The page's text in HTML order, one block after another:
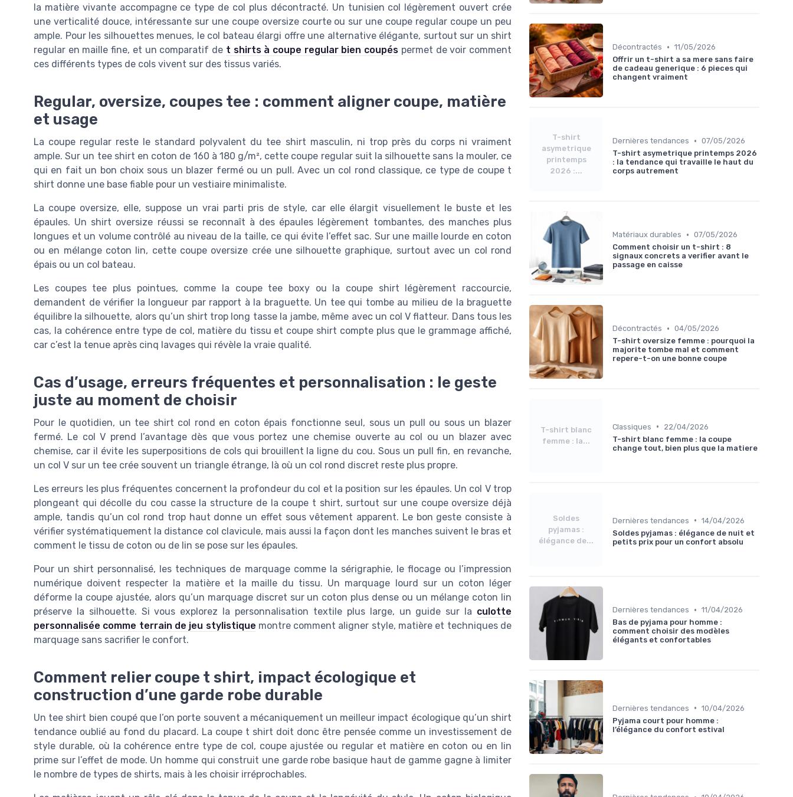
la matière vivante accompagne ce type de col plus décontracté. Un tunisien col légèrement ouvert crée
une verticalité douce, intéressante sur une coupe oversize courte ou sur une coupe regular coupe un peu
ample. Pour les silhouettes menues, le col bateau élargi offre une alternative élégante, surtout sur un shirt
regular en maille fine, et un comparatif de t shirts à coupe regular bien coupés permet de voir comment
ces différents types de cols vivent sur des tissus variés.
Regular, oversize, coupes tee : comment aligner coupe, matière
et usage
La coupe regular reste le standard polyvalent du tee shirt masculin, ni trop près du corps ni vraiment
ample. Sur un tee shirt en coton de 160 à 180 g/m², cette coupe regular suit la silhouette sans la mouler, ce
qui en fait un bon choix sous un blazer fermé ou un pull. Avec un col rond classique, ce type de coupe t
shirt donne une base fiable pour un vestiaire minimaliste.
La coupe oversize, elle, suppose un vrai parti pris de style, car elle élargit visuellement le buste et les
épaules. Un shirt oversize réussi se reconnaît à des épaules légèrement tombantes, des manches plus
longues et un volume contrôlé au niveau de la taille, ce qui évite l’effet sac. Sur une maille lourde en coton
ou en mélange coton lin, cette coupe oversize crée une silhouette graphique, surtout avec un col rond
épais ou un col bateau.
Les coupes tee plus pointues, comme la coupe tee boxy ou la coupe shirt légèrement raccourcie,
demandent de vérifier la longueur par rapport à la braguette. Un tee qui tombe au milieu de la braguette
équilibre la silhouette, alors qu’un shirt trop long tasse la jambe, même avec un col V flatteur. Dans tous les
cas, la cohérence entre type de col, matière du tissu et coupe shirt compte plus que le grammage affiché,
car c’est la tenue après cinq lavages qui révèle la vraie qualité.
Cas d’usage, erreurs fréquentes et personnalisation : le geste
juste au moment de choisir
Pour le quotidien, un tee shirt col rond en coton épais fonctionne seul, sous un pull ou sous un blazer
fermé. Le col V prend l’avantage dès que vous portez une chemise ouverte au col ou un blazer avec
chemise, car il évite les superpositions de cols qui brouillent la ligne du cou. Sous un pull fin, en revanche,
un col V sur un tee crée souvent un triangle étrange, là où un col rond discret reste plus propre.
Les erreurs les plus fréquentes concernent la profondeur du col et la position sur les épaules. Un col V trop
plongeant qui décolle du cou casse la structure de la coupe t shirt, surtout sur une coupe oversize déjà
ample, tandis qu’un col rond trop haut donne un effet sous vêtement apparent. Le bon geste consiste à
vérifier systématiquement la distance col clavicule, mais aussi la façon dont les manches suivent le bras et
comment le tissu de coton ou de lin se pose sur les épaules.
Pour un shirt personnalisé, les techniques de marquage comme la sérigraphie, le flocage ou l’impression
numérique doivent respecter la matière et la maille du tissu. Un marquage lourd sur un coton léger
déforme la coupe ajustée, alors qu’un marquage discret sur un coton plus dense ou un mélange coton lin
préserve la silhouette. Si vous explorez la personnalisation textile plus large, un guide sur la culotte
personnalisée comme terrain de jeu stylistique montre comment aligner style, matière et techniques de
marquage sans sacrifier le confort.
Comment relier coupe t shirt, impact écologique et
construction d’une garde robe durable
Un tee shirt bien coupé que l’on porte souvent a mécaniquement un meilleur impact écologique qu’un shirt
tendance oublié au fond du placard. La coupe t shirt doit donc être pensée comme un investissement de
style durable, où la cohérence entre type de col, coupe ajustée ou regular et matière en coton ou en lin
prime sur l’effet de mode. Un homme qui construit une garde robe basique haut de gamme gagne à limiter
le nombre de types de shirts, mais à les choisir irréprochables.
Décontractés • 11/05/2026
Offrir un t-shirt a sa mere sans faire
de cadeau generique : 6 pieces qui
changent vraiment
T-shirt
asymetrique
printemps
2026 :...
Dernières tendances • 07/05/2026
T-shirt asymetrique printemps 2026
: la tendance qui travaille le haut du
corps autrement
Matériaux durables • 07/05/2026
Comment choisir un t-shirt : 8
signaux concrets a verifier avant le
passage en caisse
Décontractés • 04/05/2026
T-shirt oversize femme : pourquoi la
majorite tombe mal et comment
repere-t-on une bonne coupe
T-shirt blanc
femme : la...
Classiques •
22/04/2026
T-shirt blanc femme : la coupe
change tout, bien plus que la matiere
Soldes
pyjamas :
élégance de...
Dernières tendances • 14/04/2026
Soldes pyjamas : élégance de nuit et
petits prix pour un confort absolu
Dernières tendances • 11/04/2026
Bas de pyjama pour homme :
comment choisir des modèles
élégants et confortables
Dernières tendances • 10/04/2026
Pyjama court pour homme :
l’élégance du confort estival